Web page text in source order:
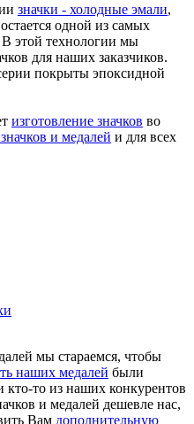
значки - холодные эмали,
одной из самых
этой технологии мы
для наших заказчиков.
покрыты эпоксидной
изготовление значков во
и медалей и для всех
мы стараемся, чтобы
наших медалей были
то из наших конкурентов
и медалей дешевле нас,
Вам дополнительную